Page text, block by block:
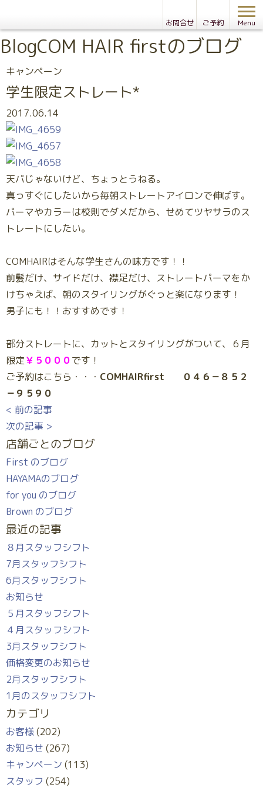
お問合せ ご予約 Menu
BlogCOM HAIR firstのブログ
キャンペーン
学生限定ストレート*
2017.06.14
天パじゃないけど、ちょっとうねる。
真っすぐにしたいから毎朝ストレートアイロンで伸ばす。
パーマやカラーは校則でダメだから、せめてツヤサラのス
トレートにしたい。
COMHAIRはそんな学生さんの味方です！！
前髪だけ、サイドだけ、襟足だけ、ストレートパーマをか
けちゃえば、朝のスタイリングがぐっと楽になります！
男子にも！！おすすめです！
部分ストレートに、カットとスタイリングがついて、６月
限定￥５０００です！
ご予約はこちら・・・ COMHAIRfirst ０４６－８５２
－９５９０
< 前の記事
次の記事 >
店舗ごとのブログ
First のブログ
HAYAMAのブログ
for you のブログ
Brown のブログ
最近の記事
８月スタッフシフト
7月スタッフシフト
6月スタッフシフト
お知らせ
５月スタッフシフト
４月スタッフシフト
3月スタッフシフト
価格変更のお知らせ
2月スタッフシフト
1月のスタッフシフト
カテゴリ
お客様(202)
お知らせ (267)
キャンペーン (113)
スタッフ (254)